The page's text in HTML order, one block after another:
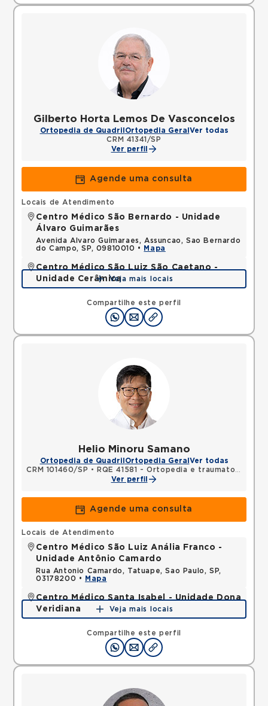
Gilberto Horta Lemos De Vasconcelos
Ortopedia de Quadril Ortopedia Geral Ver todas
CRM 41341/SP
Ver perfil
Agende uma consulta
Compartilhe este perfil
Locais de Atendimento
Centro Médico São Bernardo - Unidade
Álvaro Guimarães
Avenida Alvaro Guimaraes, Assuncao, Sao Bernardo
do Campo, SP, 09810010 •
Mapa
Centro Médico São Luiz São Caetano -
Unidade Cerâmica
Alameda Caulim, Ceramica, Sao Caetano do Sul,
SP, 09531195 •
Veja mais locais
Helio Minoru Samano
Ortopedia de Quadril Ortopedia Geral Ver todas
CRM 101460/SP •
RQE 41581 - Ortopedia e traumatologia
Ver perfil
Agende uma consulta
Compartilhe este perfil
Locais de Atendimento
Centro Médico São Luiz Anália Franco -
Unidade Antônio Camardo
Rua Antonio Camardo, Tatuape, Sao Paulo, SP,
03178200 •
Mapa
Centro Médico Santa Isabel - Unidade Dona
Veridiana
Rua Dona Veridiana, Vila Buarque, Sao Paulo, SP,
Mapa
Veja mais locais